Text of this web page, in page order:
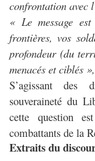
confrontation avec
« Le message
frontières, vos
profondeur (du
menacés et ciblés »,
S’agissant des
souveraineté du
cette question
combattants de la
Extraits du